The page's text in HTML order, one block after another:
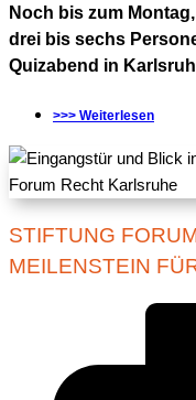
Noch bis zum
drei bis sechs
Quizabend in
>>> Weiterlesen
STIFTUNG
MEILENSTEIN